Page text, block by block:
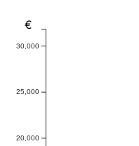
20,000
25,000
30,000
€